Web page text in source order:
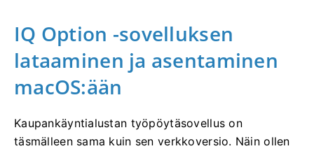
IQ Option -sovelluksen
lataaminen ja asentaminen
macOS:ään
Kaupankäyntialustan työpöytäsovellus on
täsmälleen sama kuin sen verkkoversio. Näin ollen